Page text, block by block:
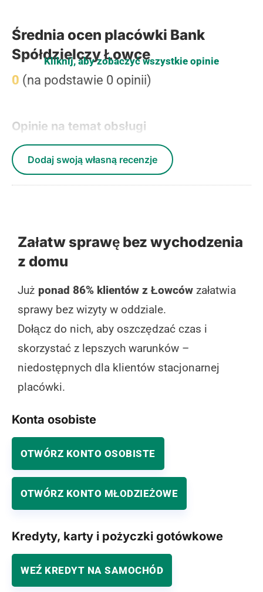
Średnia ocen placówki Bank
Spółdzielczy Łowce
0 (na podstawie 0 opinii)
Opinie na temat obsługi
Kliknij, aby zobaczyć wszystkie opinie
Dodaj swoją własną recenzje
Załatw sprawę bez wychodzenia
z domu
Już ponad 86% klientów z Łowców załatwia
sprawy bez wizyty w oddziale.
Dołącz do nich, aby oszczędzać czas i
skorzystać z lepszych warunków –
niedostępnych dla klientów stacjonarnej
placówki.
Konta osobiste
OTWÓRZ KONTO OSOBISTE
OTWÓRZ KONTO MŁODZIEŻOWE
Kredyty, karty i pożyczki gotówkowe
WEŹ KREDYT NA SAMOCHÓD